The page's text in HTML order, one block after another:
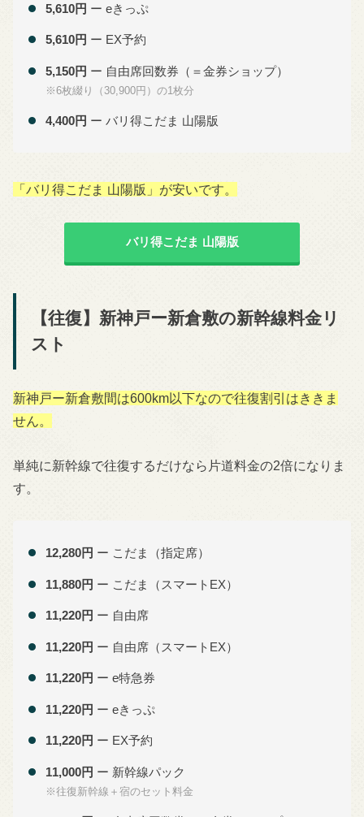
5,610円 ー eきっぷ
5,610円 ー EX予約
5,150円 ー 自由席回数券（＝金券ショップ）
※6枚綴り（30,900円）の1枚分
4,400円 ー バリ得こだま 山陽版
「バリ得こだま 山陽版」が安いです。
バリ得こだま 山陽版
【往復】新神戸ー新倉敷の新幹線料金リ
スト
新神戸ー新倉敷間は600km以下なので往復割引はききま
せん。
単純に新幹線で往復するだけなら片道料金の2倍になりま
す。
12,280円 ー こだま（指定席）
11,880円 ー こだま（スマートEX）
11,220円 ー 自由席
11,220円 ー 自由席（スマートEX）
11,220円 ー e特急券
11,220円 ー eきっぷ
11,220円 ー EX予約
11,000円 ー 新幹線パック
※往復新幹線＋宿のセット料金